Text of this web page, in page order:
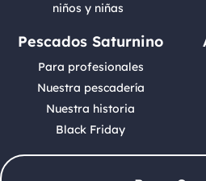
niños y niñas
Pescados Saturnino
Para profesionales
Nuestra pescadería
Nuestra historia
Black Friday